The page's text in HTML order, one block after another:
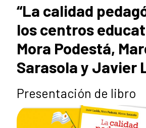
“La calidad
los centros
Mora Podestá,
Sarasola y Javier
Presentación de libro